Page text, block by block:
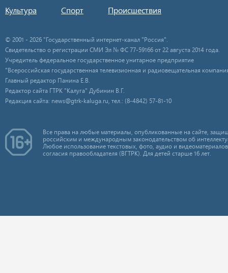
Культура
Спорт Происшествия
© 2001 - 2026 "Государственный интернет-канал "Россия".
Свидетельство о регистрации СМИ Эл № ФС 77-59166 от 22 августа 2014 года.
Учредитель федеральное государственное унитарное предприятие
"Всероссийская государственная телевизионная и радиовещательная
Главный редактор Панина Е.В.
Редактор сайта ГТРК "Калуга" Дубинин В.Г.
Редакция сайта: news@gtrk-kaluga.ru, тел.: (8-4842) 57-81-10
Все права на любые материалы, опубликованные на сайте,
российским и международным законодательством об
Любое использование текстовых, фото, аудио и
согласия правообладателя (ВГТРК). Для детей старше 16 лет.